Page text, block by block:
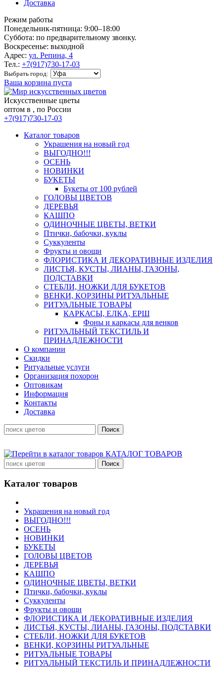
Доставка
Режим работы
Понедельник-пятница: 9:00–18:00
Суббота: по предварительному звонку.
Воскресенье: выходной
Адрес: ул. Репина, 4
Тел.: +7(917)730-17-03
Выбрать город:
Ваша корзина пуста
Искусственные цветы
оптом в , по России
+7(917)730-17-03
Каталог товаров
Украшения на новый год
ВЫГОДНО!!!
ОСЕНЬ
НОВИНКИ
БУКЕТЫ
Букеты от 100 рублей
ГОЛОВЫ ЦВЕТОВ
ДЕРЕВЬЯ
КАШПО
ОДИНОЧНЫЕ ЦВЕТЫ, ВЕТКИ
Птички, бабочки, куклы
Суккуленты
Фрукты и овощи
ФЛОРИСТИКА И ДЕКОРАТИВНЫЕ ИЗДЕЛИЯ
ЛИСТЬЯ, КУСТЫ, ЛИАНЫ, ГАЗОНЫ,
ПОДСТАВКИ
СТЕБЛИ, НОЖКИ ДЛЯ БУКЕТОВ
ВЕНКИ, КОРЗИНЫ РИТУАЛЬНЫЕ
РИТУАЛЬНЫЕ ТОВАРЫ
КАРКАСЫ, ЕЛКА, ЕРШ
Фоны и каркасы для венков
РИТУАЛЬНЫЙ ТЕКСТИЛЬ И
ПРИНАДЛЕЖНОСТИ
О компании
Скидки
Ритуальные услуги
Организация похорон
Оптовикам
Информация
Контакты
Доставка
КАТАЛОГ ТОВАРОВ
Каталог товаров
Украшения на новый год
ВЫГОДНО!!!
ОСЕНЬ
НОВИНКИ
БУКЕТЫ
ГОЛОВЫ ЦВЕТОВ
ДЕРЕВЬЯ
КАШПО
ОДИНОЧНЫЕ ЦВЕТЫ, ВЕТКИ
Птички, бабочки, куклы
Суккуленты
Фрукты и овощи
ФЛОРИСТИКА И ДЕКОРАТИВНЫЕ ИЗДЕЛИЯ
ЛИСТЬЯ, КУСТЫ, ЛИАНЫ, ГАЗОНЫ, ПОДСТАВКИ
СТЕБЛИ, НОЖКИ ДЛЯ БУКЕТОВ
ВЕНКИ, КОРЗИНЫ РИТУАЛЬНЫЕ
РИТУАЛЬНЫЕ ТОВАРЫ
РИТУАЛЬНЫЙ ТЕКСТИЛЬ И ПРИНАДЛЕЖНОСТИ